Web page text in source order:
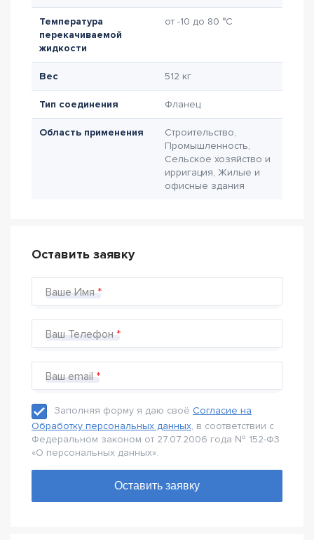
Температура
перекачиваемой
жидкости
от -10 до 80 °C
Вес 512 кг
Тип соединения Фланец
Область применения
Строительство,
Промышленность,
Сельское хозяйство и
ирригация, Жилые и
офисные здания
Оставить заявку
Ваше Имя
Ваш Телефон
Ваш email
Заполняя форму я даю своё Согласие на
Обработку персональных данных, в соответствии с
Федеральном законом от 27.07.2006 года № 152-Ф3
«О персональных данных».